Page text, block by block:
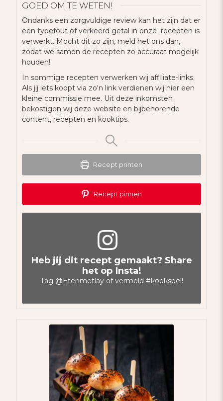
GOED OM TE WETEN!
Ondanks een zorgvuldige review kan het zijn dat er
een typefout of verkeerd getal in onze recepten is
verwerkt. Mocht dit zo zijn, meld het ons dan,
zodat we samen de recepten zo accuraat mogelijk
houden!
In sommige recepten verwerken wij affiliate-links.
Als jij iets koopt via zo'n link verdienen wij hier een
kleine commissie mee. Uit deze inkomsten
bekostigen wij deze website en bijbehorende
content, recepten en kooktips.
Recept printen
Recept pinnen
Heb jij dit recept gemaakt? Share
het op Insta!
Tag @Etenmetlayof vermeld #kookspel!